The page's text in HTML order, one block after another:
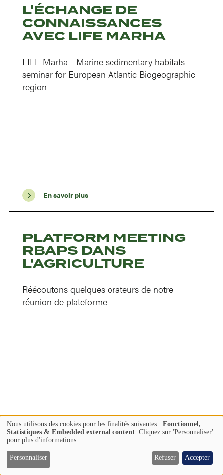
L'ÉCHANGE DE
CONNAISSANCES
AVEC LIFE MARHA
LIFE Marha - Marine sedimentary habitats
seminar for European Atlantic Biogeographic
region
En savoir plus
PLATFORM MEETING
RBAPS DANS
L'AGRICULTURE
Réécoutons quelques orateurs de notre
réunion de plateforme
En savoir plus
LIFE PLATFORM
Utilisation
des
données
personnelles
Nous utilisons des cookies pour les finalités suivantes : Fonctionnel,
Statistiques & Embedded external content . Cliquez sur 'Personnaliser'
pour plus d'informations.
Personnaliser Refuser Accepter